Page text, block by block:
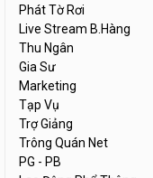
Phát Tờ Rơi
Live Stream B.Hàng
Thu Ngân
Gia Sư
Marketing
Tạp Vụ
Trợ Giảng
Trông Quán Net
PG - PB